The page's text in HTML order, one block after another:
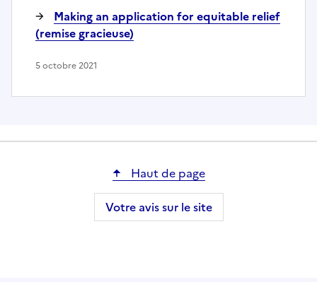
Making an application for equitable relief
(remise gracieuse)
5 octobre 2021
Haut de page
Votre avis sur le site